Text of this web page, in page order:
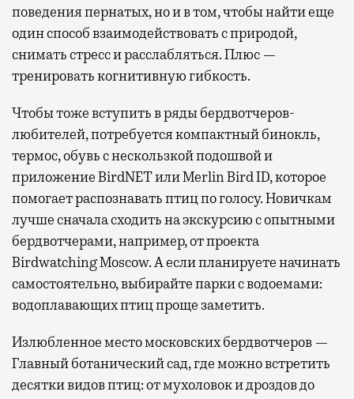
поведения пернатых, но и в том, чтобы найти еще
один способ взаимодействовать с природой,
снимать стресс и расслабляться. Плюс —
тренировать когнитивную гибкость.
Чтобы тоже вступить в ряды бердвотчеров-
любителей, потребуется компактный бинокль,
термос, обувь с нескользкой подошвой и
приложение BirdNET или Merlin Bird ID, которое
помогает распознавать птиц по голосу. Новичкам
лучше сначала сходить на экскурсию с опытными
бердвотчерами, например, от проекта
Birdwatching Moscow. А если планируете начинать
самостоятельно, выбирайте парки с водоемами:
водоплавающих птиц проще заметить.
Излюбленное место московских бердвотчеров —
Главный ботанический сад, где можно встретить
десятки видов птиц: от мухоловок и дроздов до